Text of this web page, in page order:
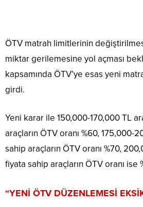
ÖTV matrah limitlerinin
miktar gerilemesine yol açması
kapsamında ÖTV’ye esas yeni
girdi.
Yeni karar ile 150,000-170,000 TL
araçların ÖTV oranı %60, 175,000-
sahip araçların ÖTV oranı %70,
fiyata sahip araçların ÖTV oranı ise
“YENİ ÖTV DÜZENLEMESİ